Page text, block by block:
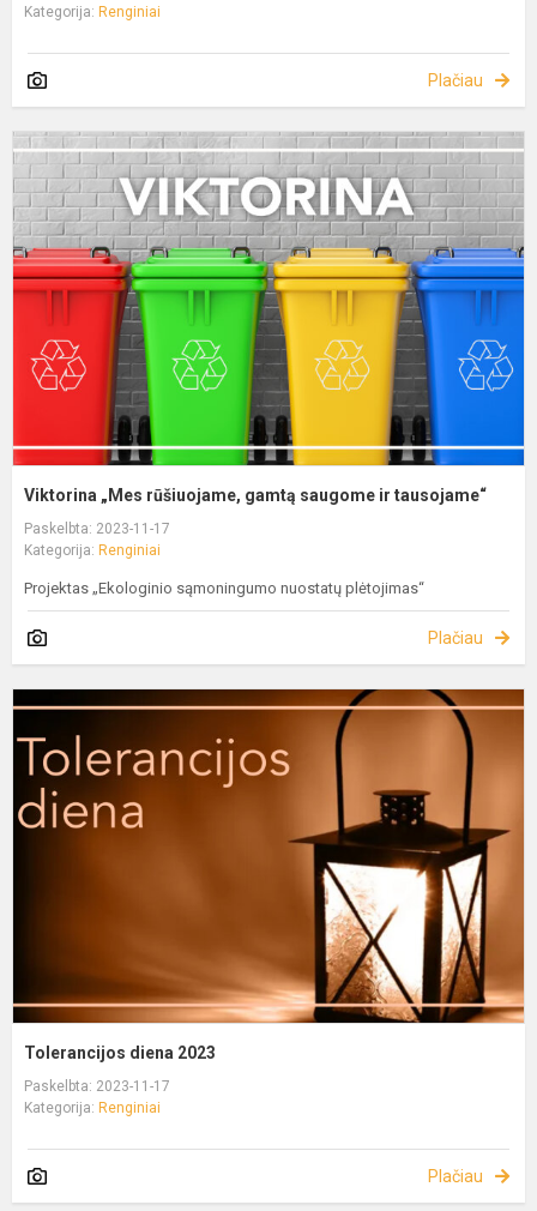
Kategorija: Renginiai
Plačiau
Viktorina „Mes rūšiuojame, gamtą saugome ir tausojame“
Paskelbta: 2023-11-17
Kategorija: Renginiai
Projektas „Ekologinio sąmoningumo nuostatų plėtojimas“
Plačiau
Tolerancijos diena 2023
Paskelbta: 2023-11-17
Kategorija: Renginiai
Plačiau